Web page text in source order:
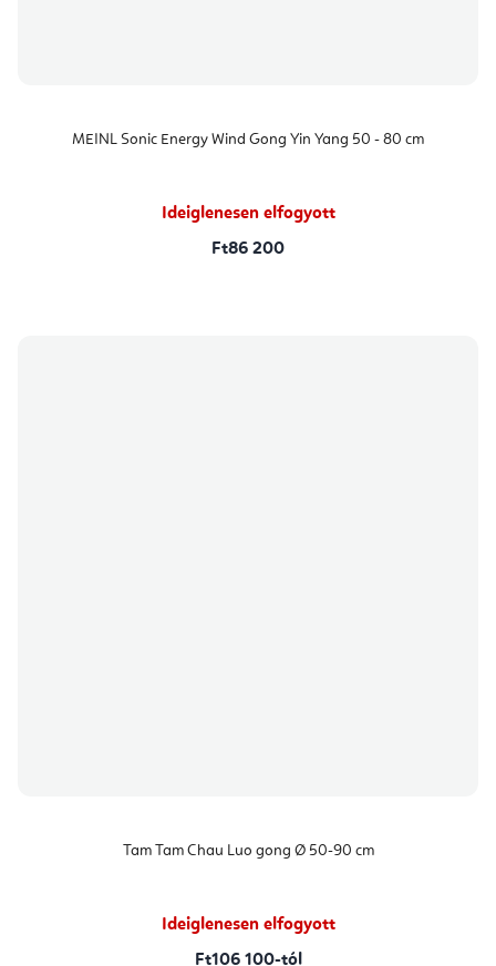
MEINL Sonic Energy Wind Gong Yin Yang 50 - 80 cm
Ideiglenesen elfogyott
Ft86 200
Tam Tam Chau Luo gong Ø 50-90 cm
Ideiglenesen elfogyott
Ft106 100-tól